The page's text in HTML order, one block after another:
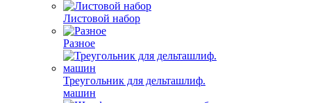
Листовой набор
Разное
Треугольник для дельташлиф.
машин